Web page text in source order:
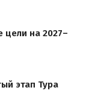
цели на 2027–
этап Тура